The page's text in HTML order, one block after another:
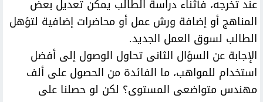
عند تخرجه، فأثناء دراسة الطالب يمكن تعديل بعض
المناهج أو إضافة ورش عمل أو محاضرات إضافية لتؤهل
الطالب لسوق العمل الجديد.
الإجابة عن السؤال الثانى تحاول الوصول إلى أفضل
استخدام للمواهب، ما الفائدة من الحصول على ألف
مهندس متواضعى المستوى؟ لكن لو حصلنا على